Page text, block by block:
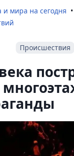
и мира на сегодня
Происшествия